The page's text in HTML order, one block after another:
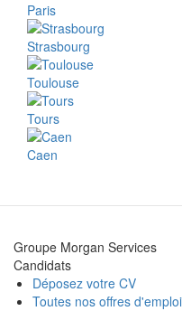
Paris
Strasbourg
Toulouse
Tours
Caen
Groupe Morgan Services
Candidats
Déposez votre CV
Toutes nos offres